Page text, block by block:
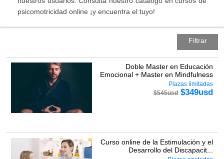
psicomotricidad online ¡y encuentra el tuyo!
Filtrar
Doble Master en Educación
Emocional + Master en Mindfulness
Plazas limitadas
$545usd $349usd
Curso online de la Estimulación y el
Desarrollo del Discapacit...